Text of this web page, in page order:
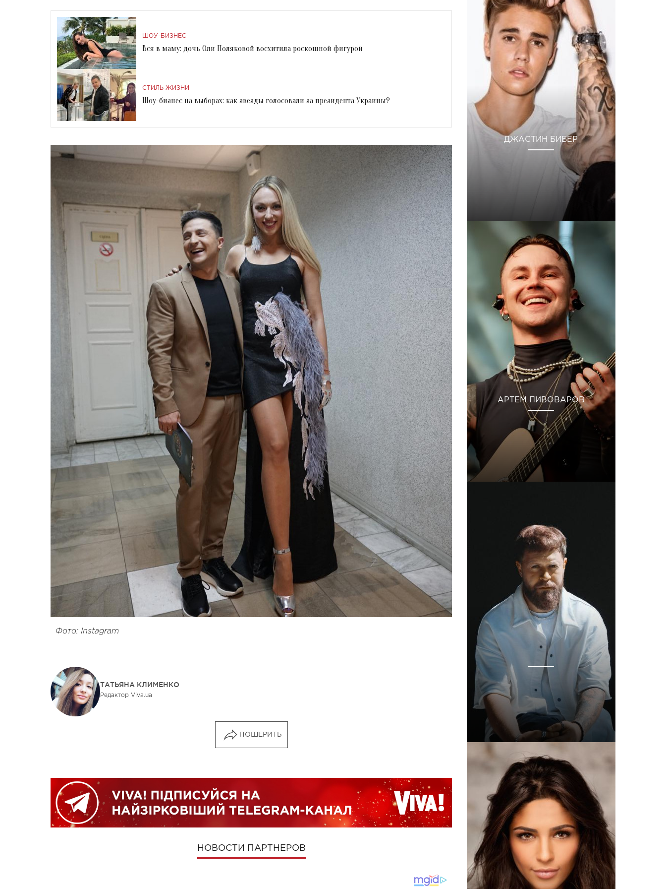
ШОУ-БИЗНЕС
Вся в маму: дочь Оли Поляковой восхитила роскошной фигурой
СТИЛЬ ЖИЗНИ
Шоу-бизнес на выборах: как звезды голосовали за президента Украины?
Фото: Instagram
ТАТЬЯНА КЛИМЕНКО
Редактор Viva.ua
ПОШЕРИТЬ
НОВОСТИ ПАРТНЕРОВ
ДЖАСТИН БИБЕР
АРТЕМ ПИВОВАРОВ